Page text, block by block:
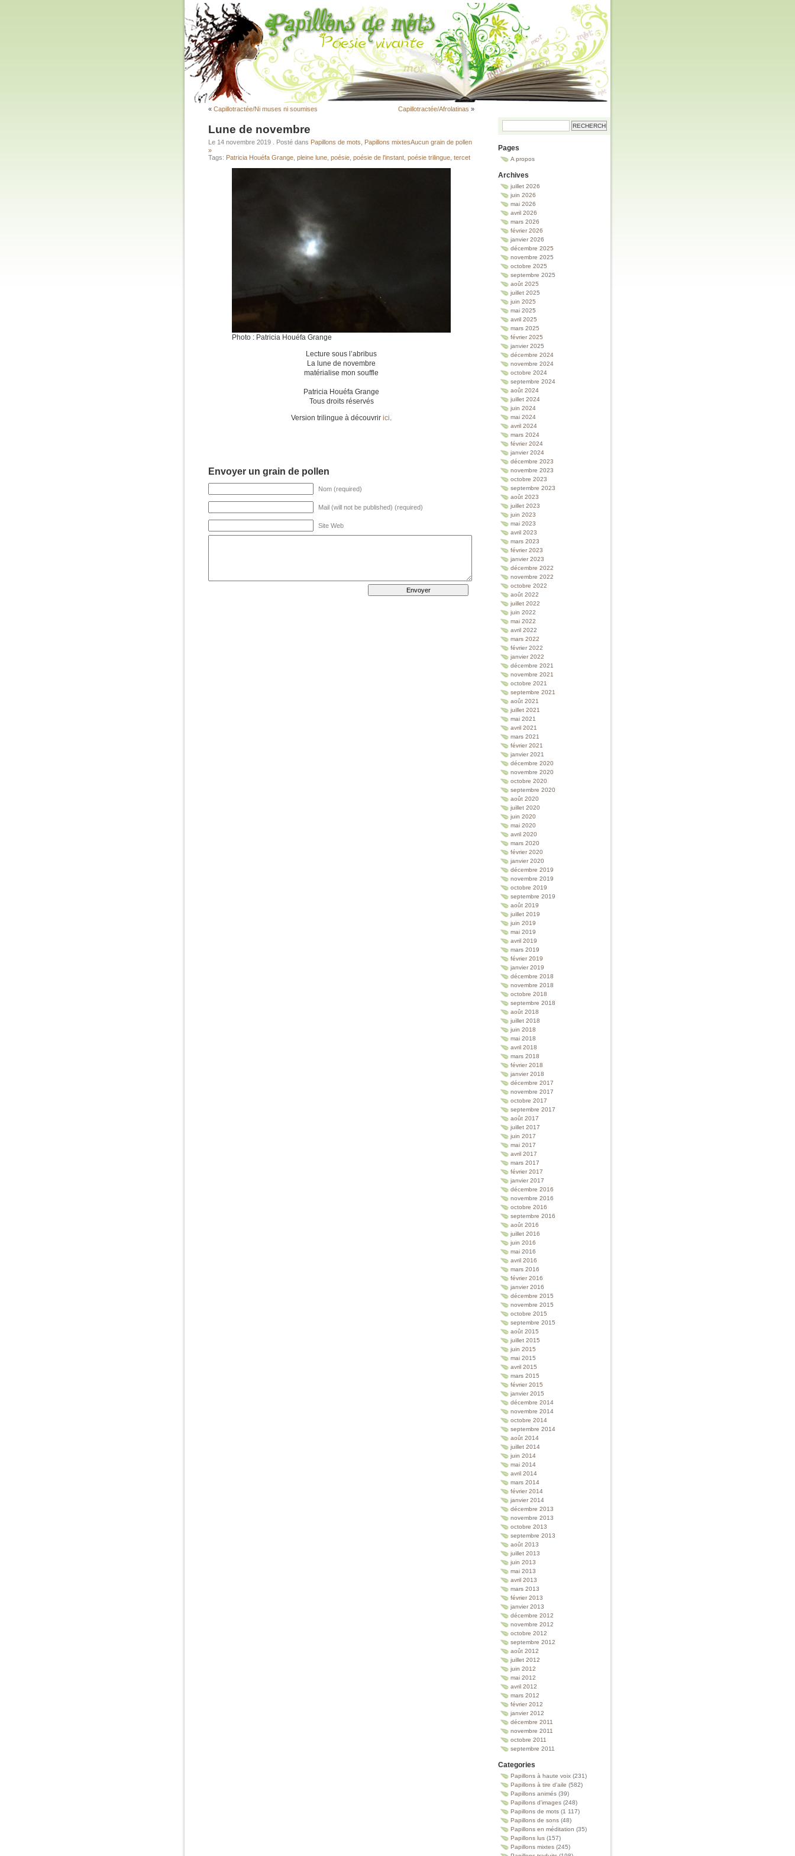
« Capillotractée/Ni muses ni soumises Capillotractée/Afrolatinas »
Lune de novembre
Le 14 novembre 2019 . Posté dans Papillons de mots Papillons mixtesAucun grain de pollen
»
Tags: Patricia Houéfa Grange pleine lune poésie poésie de l'instant poésie trilingue tercet
Photo : Patricia Houéfa Grange
Lecture sous l’abribus
La lune de novembre
matérialise mon souffle
Patricia Houéfa Grange
Tous droits réservés
Version trilingue à découvrir ici
Envoyer un grain de pollen
Nom (required)
Mail (will not be published) (required)
Site Web
Pages
A propos
Archives
juillet 2026
juin 2026
mai 2026
avril 2026
mars 2026
février 2026
janvier 2026
décembre 2025
novembre 2025
octobre 2025
septembre 2025
août 2025
juillet 2025
juin 2025
mai 2025
avril 2025
mars 2025
février 2025
janvier 2025
décembre 2024
novembre 2024
octobre 2024
septembre 2024
août 2024
juillet 2024
juin 2024
mai 2024
avril 2024
mars 2024
février 2024
janvier 2024
décembre 2023
novembre 2023
octobre 2023
septembre 2023
août 2023
juillet 2023
juin 2023
mai 2023
avril 2023
mars 2023
février 2023
janvier 2023
décembre 2022
novembre 2022
octobre 2022
août 2022
juillet 2022
juin 2022
mai 2022
avril 2022
mars 2022
février 2022
janvier 2022
décembre 2021
novembre 2021
octobre 2021
septembre 2021
août 2021
juillet 2021
mai 2021
avril 2021
mars 2021
février 2021
janvier 2021
décembre 2020
novembre 2020
octobre 2020
septembre 2020
août 2020
juillet 2020
juin 2020
mai 2020
avril 2020
mars 2020
février 2020
janvier 2020
décembre 2019
novembre 2019
octobre 2019
septembre 2019
août 2019
juillet 2019
juin 2019
mai 2019
avril 2019
mars 2019
février 2019
janvier 2019
décembre 2018
novembre 2018
octobre 2018
septembre 2018
août 2018
juillet 2018
juin 2018
mai 2018
avril 2018
mars 2018
février 2018
janvier 2018
décembre 2017
novembre 2017
octobre 2017
septembre 2017
août 2017
juillet 2017
juin 2017
mai 2017
avril 2017
mars 2017
février 2017
janvier 2017
décembre 2016
novembre 2016
octobre 2016
septembre 2016
août 2016
juillet 2016
juin 2016
mai 2016
avril 2016
mars 2016
février 2016
janvier 2016
décembre 2015
novembre 2015
octobre 2015
septembre 2015
août 2015
juillet 2015
juin 2015
mai 2015
avril 2015
mars 2015
février 2015
janvier 2015
décembre 2014
novembre 2014
octobre 2014
septembre 2014
août 2014
juillet 2014
juin 2014
mai 2014
avril 2014
mars 2014
février 2014
janvier 2014
décembre 2013
novembre 2013
octobre 2013
septembre 2013
août 2013
juillet 2013
juin 2013
mai 2013
avril 2013
mars 2013
février 2013
janvier 2013
décembre 2012
novembre 2012
octobre 2012
septembre 2012
août 2012
juillet 2012
juin 2012
mai 2012
avril 2012
mars 2012
février 2012
janvier 2012
décembre 2011
novembre 2011
octobre 2011
septembre 2011
Categories
Papillons à haute voix (231)
Papillons à tire d'aile (582)
Papillons animés (39)
Papillons d'images (248)
Papillons de mots (1 117)
Papillons de sons (48)
Papillons en méditation (35)
Papillons lus (157)
Papillons mixtes (245)